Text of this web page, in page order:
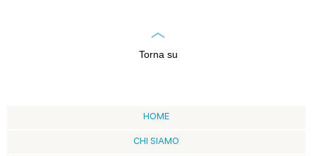
Torna su
HOME
CHI SIAMO